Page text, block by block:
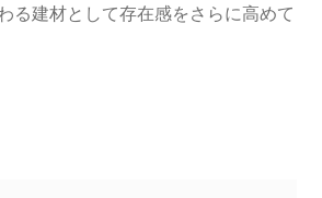
る建材として存在感をさらに高めて